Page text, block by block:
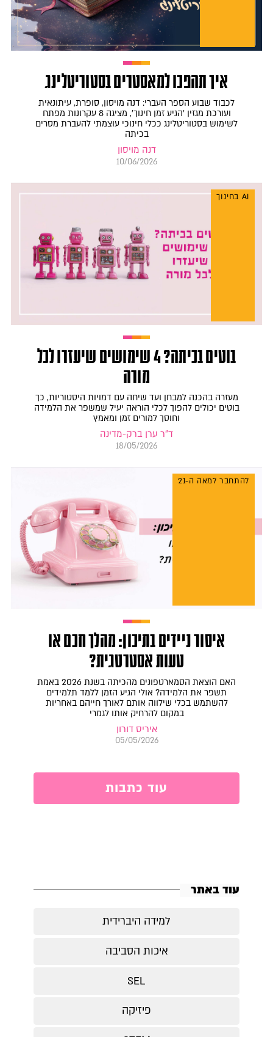
איך תהפכו למאסטרים בסטוריטלינג
לכבוד שבוע הספר העברי: דנה מויסון, סופרת, עיתונאית
ועורכת מגזין 'הגיע זמן חינוך', מציגה 8 עקרונות מפתח
לשימוש בסטוריטלינג ככלי חינוכי עוצמתי להעברת מסרים
בכיתה
דנה מויסון
10/06/2026
AI בחינוך
בוטים בכיתה? 4 שימושים שיעזרו לכל
מורה
מעזרה בהכנה למבחן ועד שיחה עם דמויות היסטוריות, כך
בוטים יכולים להפוך לכלי הוראה יעיל שמשפר את הלמידה
וחוסך למורים זמן ומאמץ
ד"ר ערן ברק-מדינה
18/05/2026
להתחבר למאה ה-21
איסור ניידים בתיכון: מהלך חכם או
טעות אסטרטגית?
האם הוצאת הסמארטפונים מהכיתה בשנת 2026 באמת
תשפר את הלמידה? אולי הגיע הזמן ללמד תלמידים
להשתמש בכלי שילווה אותם לאורך חייהם באחריות
במקום להרחיק אותו לגמרי
איריס דורון
05/05/2026
עוד כתבות
עוד באתר
למידה היברידית
איכות הסביבה
SEL
פיזיקה